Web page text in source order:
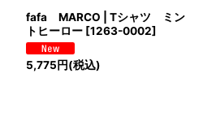
fafa MARCO | Tシャツ ミン
トヒーロー [1263-0002]
5,775 円(税込)